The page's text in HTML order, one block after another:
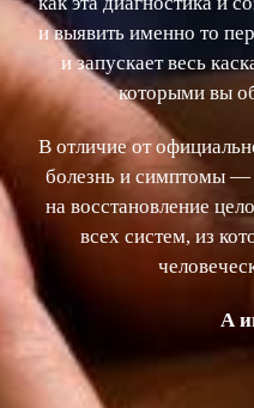
и выявить именно то
и запускает весь
которыми вы
В отличие от
болезнь и симптомы —
на восстановление
всех систем, из
А